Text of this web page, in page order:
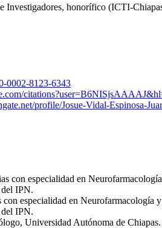
Investigadores, honorífico (ICTI-
0002-8123-6343
profile/Josue-Vidal-Espinosa-
con especialidad en
IPN.
con especialidad en
IPN.
Universidad Autónoma de Chiapas.